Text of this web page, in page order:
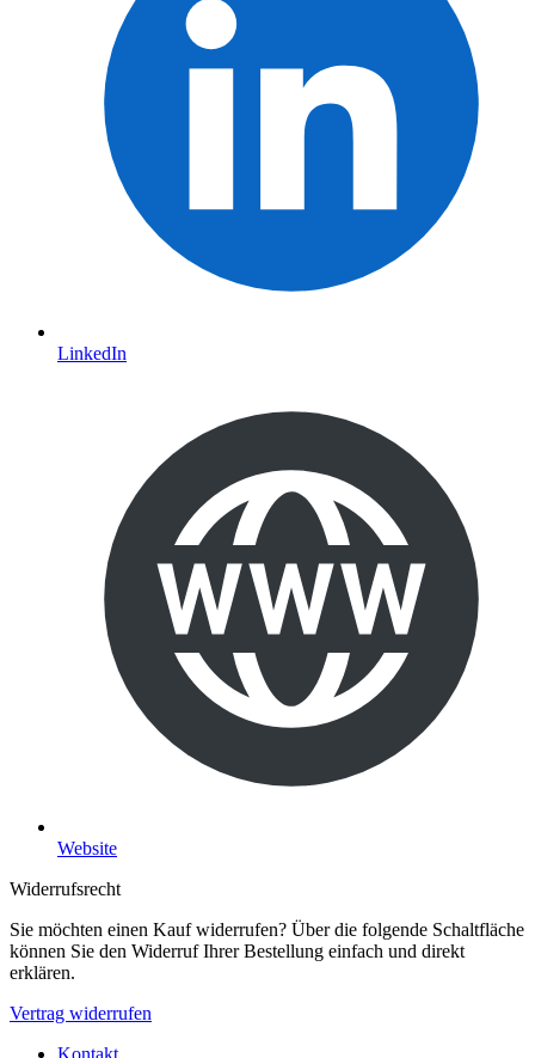
LinkedIn
Website
Widerrufsrecht
Sie möchten einen Kauf widerrufen? Über die folgende Schaltfläche
können Sie den Widerruf Ihrer Bestellung einfach und direkt
erklären.
Vertrag widerrufen